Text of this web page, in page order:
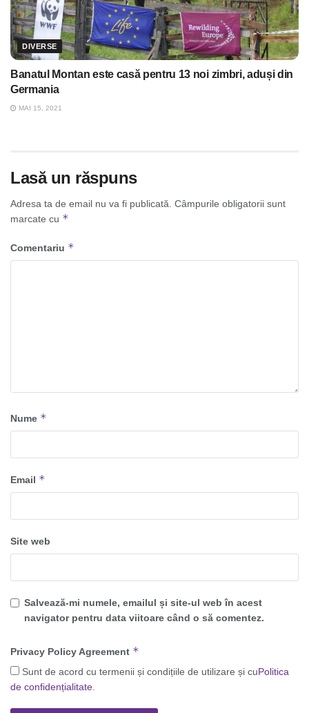
DIVERSE
Banatul Montan este casă pentru 13 noi zimbri, aduși din
Germania
MAI 15, 2021
Lasă un răspuns
Adresa ta de email nu va fi publicată. Câmpurile obligatorii sunt
marcate cu *
Comentariu *
Nume *
Email *
Site web
Salvează-mi numele, emailul și site-ul web în acest
navigator pentru data viitoare când o să comentez.
Privacy Policy Agreement *
Sunt de acord cu termenii și condițiile de utilizare și cuPolitica
de confidențialitate